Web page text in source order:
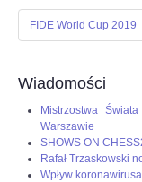
NAUKA
OPINIE,
POLITYKA
FIDE World Cup 2019
Wiadomości
Mistrzostwa
Warszawie
SHOWS ON
Rafał Trzaskowski
Wpływ